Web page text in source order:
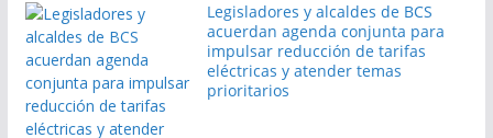
Legisladores y alcaldes de BCS
acuerdan agenda conjunta para
impulsar reducción de tarifas
eléctricas y atender temas
prioritarios